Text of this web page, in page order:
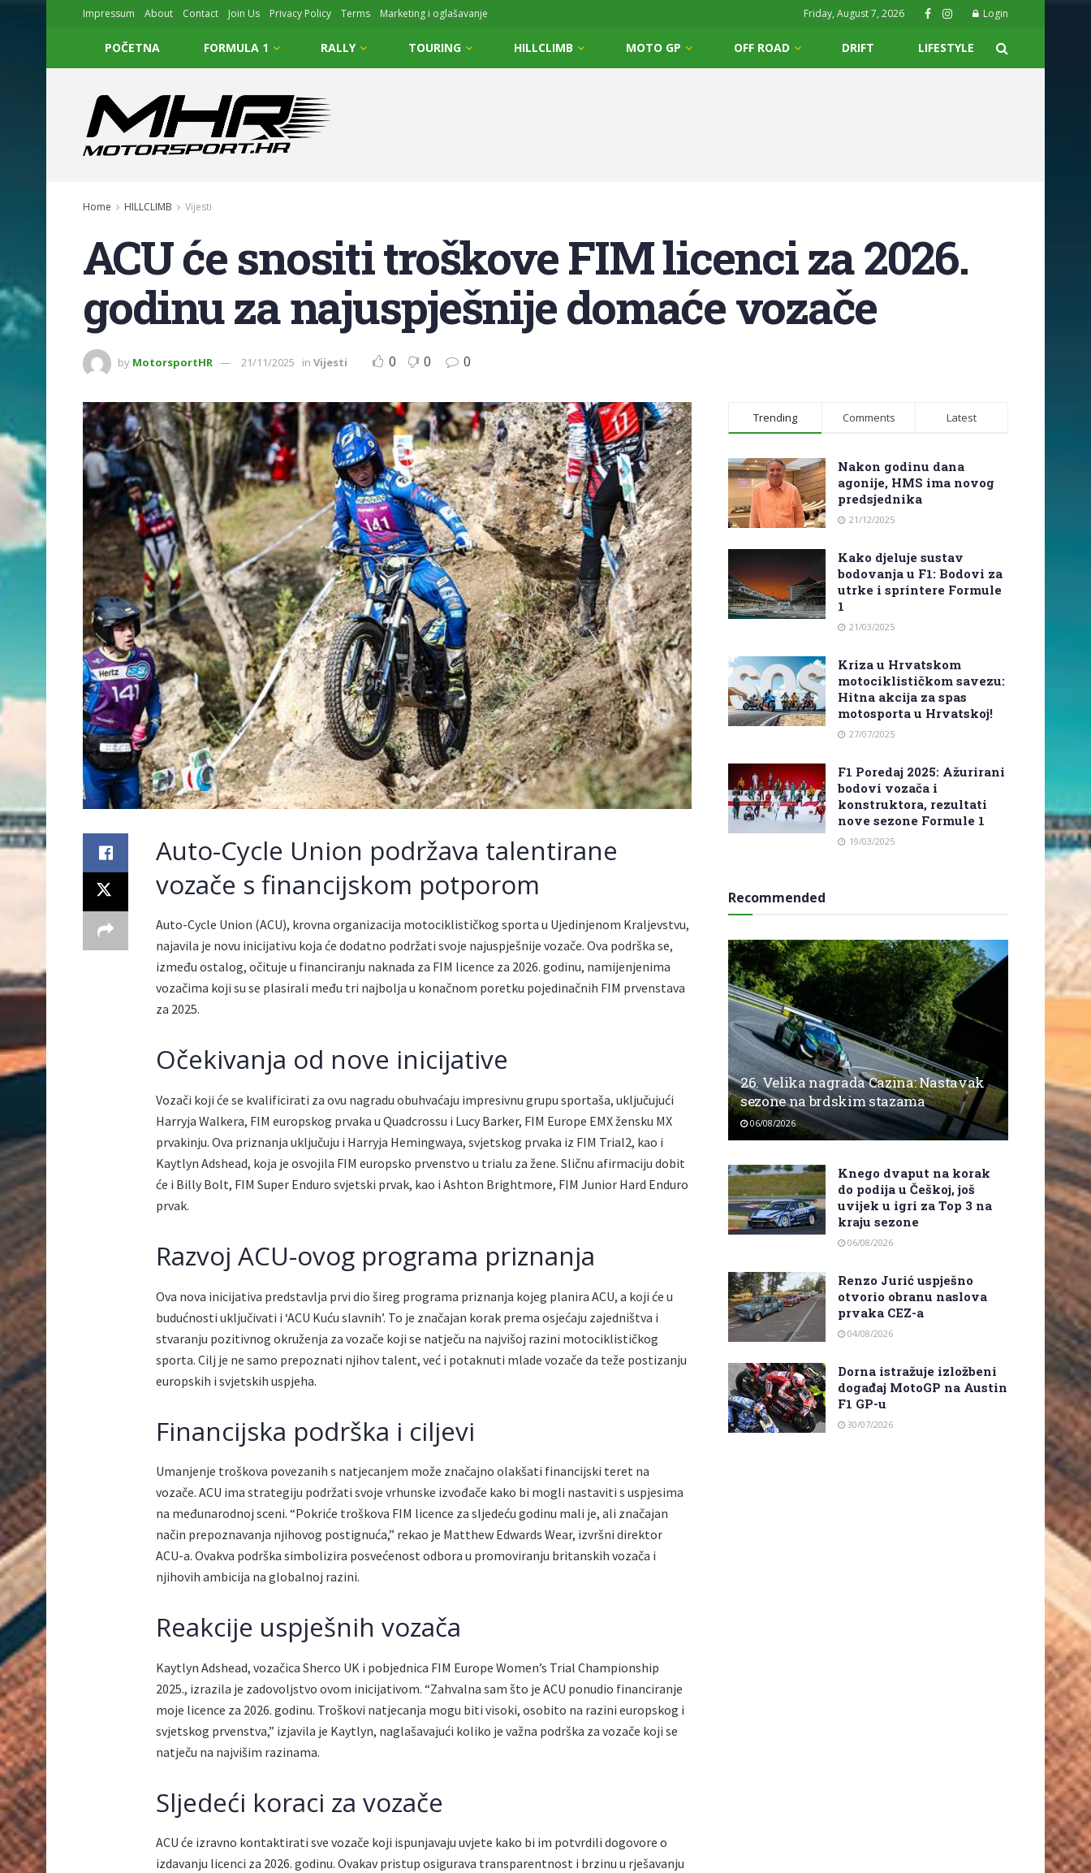
Impressum About Contact Join Us Privacy Policy Terms Marketing i oglašavanje Friday, August 7, 2026 Login
POČETNA FORMULA 1 RALLY TOURING HILLCLIMB MOTO GP OFF ROAD DRIFT LIFESTYLE
Home HILLCLIMB Vijesti
ACU će snositi troškove FIM licenci za 2026.
godinu za najuspješnije domaće vozače
by MotorsportHR 21/11/2025 in Vijesti 0 0 0
Auto-Cycle Union podržava talentirane
vozače s financijskom potporom
Auto-Cycle Union (ACU), krovna organizacija motociklističkog sporta u Ujedinjenom Kraljevstvu,
najavila je novu inicijativu koja će dodatno podržati svoje najuspješnije vozače. Ova podrška se,
između ostalog, očituje u financiranju naknada za FIM licence za 2026. godinu, namijenjenima
vozačima koji su se plasirali među tri najbolja u konačnom poretku pojedinačnih FIM prvenstava
za 2025.
Očekivanja od nove inicijative
Vozači koji će se kvalificirati za ovu nagradu obuhvaćaju impresivnu grupu sportaša, uključujući
Harryja Walkera, FIM europskog prvaka u Quadcrossu i Lucy Barker, FIM Europe EMX žensku MX
prvakinju. Ova priznanja uključuju i Harryja Hemingwaya, svjetskog prvaka iz FIM Trial2, kao i
Kaytlyn Adshead, koja je osvojila FIM europsko prvenstvo u trialu za žene. Sličnu afirmaciju dobit
će i Billy Bolt, FIM Super Enduro svjetski prvak, kao i Ashton Brightmore, FIM Junior Hard Enduro
prvak.
Razvoj ACU-ovog programa priznanja
Ova nova inicijativa predstavlja prvi dio šireg programa priznanja kojeg planira ACU, a koji će u
budućnosti uključivati i ‘ACU Kuću slavnih’. To je značajan korak prema osjećaju zajedništva i
stvaranju pozitivnog okruženja za vozače koji se natječu na najvišoj razini motociklističkog
sporta. Cilj je ne samo prepoznati njihov talent, već i potaknuti mlade vozače da teže postizanju
europskih i svjetskih uspjeha.
Financijska podrška i ciljevi
Umanjenje troškova povezanih s natjecanjem može značajno olakšati financijski teret na
vozače. ACU ima strategiju podržati svoje vrhunske izvođače kako bi mogli nastaviti s uspjesima
na međunarodnoj sceni. “Pokriće troškova FIM licence za sljedeću godinu mali je, ali značajan
način prepoznavanja njihovog postignuća,” rekao je Matthew Edwards Wear, izvršni direktor
ACU-a. Ovakva podrška simbolizira posvećenost odbora u promoviranju britanskih vozača i
njihovih ambicija na globalnoj razini.
Reakcije uspješnih vozača
Kaytlyn Adshead, vozačica Sherco UK i pobjednica FIM Europe Women’s Trial Championship
2025., izrazila je zadovoljstvo ovom inicijativom. “Zahvalna sam što je ACU ponudio financiranje
moje licence za 2026. godinu. Troškovi natjecanja mogu biti visoki, osobito na razini europskog i
svjetskog prvenstva,” izjavila je Kaytlyn, naglašavajući koliko je važna podrška za vozače koji se
natječu na najvišim razinama.
Sljedeći koraci za vozače
ACU će izravno kontaktirati sve vozače koji ispunjavaju uvjete kako bi im potvrdili dogovore o
izdavanju licenci za 2026. godinu. Ovakav pristup osigurava transparentnost i brzinu u rješavanju
Trending Comments Latest
Nakon godinu dana
agonije, HMS ima novog
predsjednika
21/12/2025
Kako djeluje sustav
bodovanja u F1: Bodovi za
utrke i sprintere Formule
1
21/03/2025
Kriza u Hrvatskom
motociklističkom savezu:
Hitna akcija za spas
motosporta u Hrvatskoj!
27/07/2025
F1 Poredaj 2025: Ažurirani
bodovi vozača i
konstruktora, rezultati
nove sezone Formule 1
19/03/2025
Recommended
26. Velika nagrada Cazina: Nastavak
sezone na brdskim stazama
06/08/2026
Knego dvaput na korak
do podija u Češkoj, još
uvijek u igri za Top 3 na
kraju sezone
06/08/2026
Renzo Jurić uspješno
otvorio obranu naslova
prvaka CEZ-a
04/08/2026
Dorna istražuje izložbeni
događaj MotoGP na Austin
F1 GP-u
30/07/2026